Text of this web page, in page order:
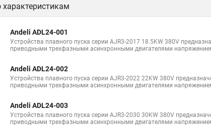
характеристикам
Andeli ADL24-001
Устройства плавного пуска серии AJR3-2017 18.5KW 380V
приводными трехфазными асинхронными двигателями
Andeli ADL24-002
Устройства плавного пуска серии AJR3-2022 22KW 380V
приводными трехфазными асинхронными двигателями
Andeli ADL24-003
Устройства плавного пуска серии AJR3-2030 30KW 380V
приводными трехфазными асинхронными двигателями